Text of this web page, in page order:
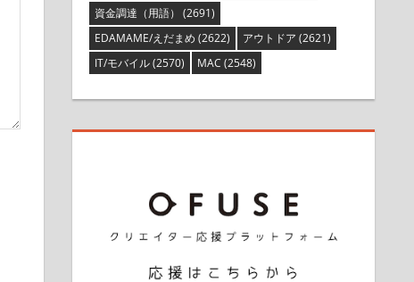
資金調達（用語） (2691)
EDAMAME/えだまめ (2622) アウトドア (2621)
IT/モバイル(2570) MAC (2548)